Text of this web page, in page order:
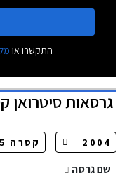
התקשרו או
גרסאותסיטרואן קסרה
שם גרסה